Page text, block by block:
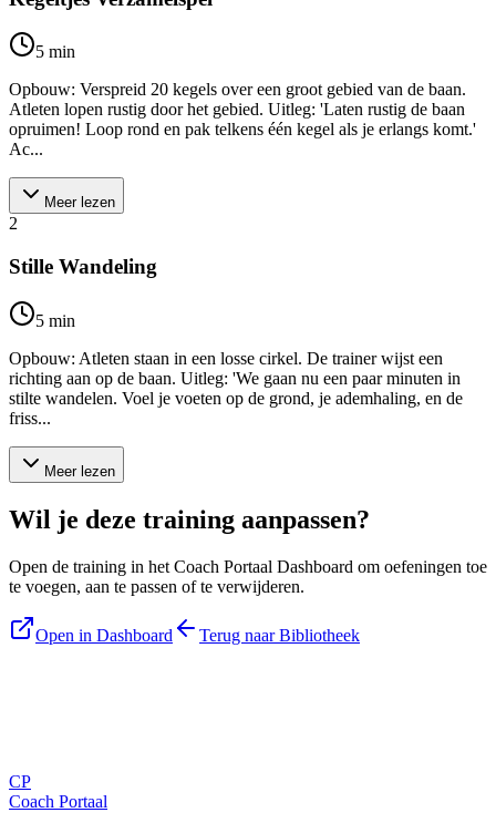
5 min
Opbouw: Verspreid 20 kegels over een groot gebied van de baan.
Atleten lopen rustig door het gebied. Uitleg: 'Laten rustig de baan
opruimen! Loop rond en pak telkens één kegel als je erlangs komt.'
Ac...
Meer lezen
2
Stille Wandeling
5 min
Opbouw: Atleten staan in een losse cirkel. De trainer wijst een
richting aan op de baan. Uitleg: 'We gaan nu een paar minuten in
stilte wandelen. Voel je voeten op de grond, je ademhaling, en de
friss...
Meer lezen
Wil je deze training aanpassen?
Open de training in het Coach Portaal Dashboard om oefeningen toe
te voegen, aan te passen of te verwijderen.
Open in Dashboard Terug naar Bibliotheek
CP
Coach Portaal